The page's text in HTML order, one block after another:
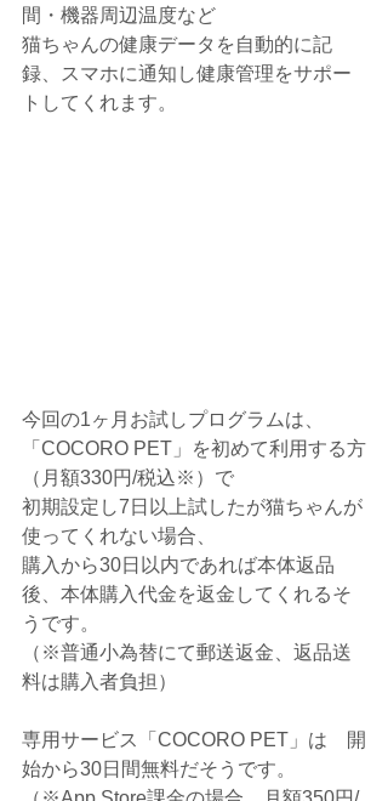
間・機器周辺温度など
猫ちゃんの健康データを自動的に記
録、スマホに通知し健康管理をサポー
トしてくれます。
今回の1ヶ月お試しプログラムは、
「COCORO PET」を初めて利用する方
（月額330円/税込※）で
初期設定し7日以上試したが猫ちゃんが
使ってくれない場合、
購入から30日以内であれば本体返品
後、本体購入代金を返金してくれるそ
うです。
（※普通小為替にて郵送返金、返品送
料は購入者負担）
専用サービス「COCORO PET」は　開
始から30日間無料だそうです。